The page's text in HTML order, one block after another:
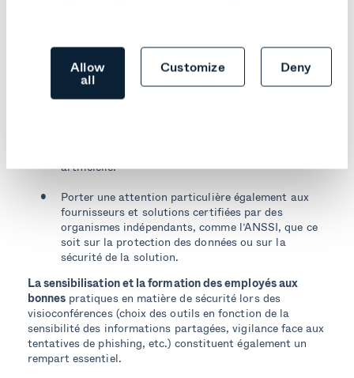
Allow
all
Customize Deny
en œuvre pour atténuer les risques.
Le choix judicieux des fournisseurs est primordial :
artificielle.
Porter une attention particulière également aux
fournisseurs et solutions certifiées par des
organismes indépendants, comme l’ANSSI, que ce
soit sur la protection des données ou sur la
sécurité de la solution.
La sensibilisation et la formation des employés aux
bonnespratiques en matière de sécurité lors des
visioconférences (choix des outils en fonction de la
sensibilité des informations partagées, vigilance face aux
tentatives de phishing, etc.) constituent également un
rempart essentiel.